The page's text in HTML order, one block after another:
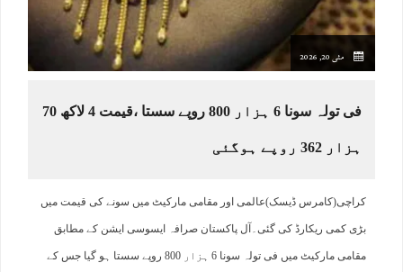
مئی 20, 2026
فی تولہ سونا 6 ہزار 800 روپے سستا ،قیمت 4 لاکھ 70
ہزار 362 روپے ہوگئی
کراچی(کامرس ڈیسک)عالمی اور مقامی مارکیٹ میں سونے کی قیمت میں
بڑی کمی ریکارڈ کی گئی۔آل پاکستان صرافہ ایسوسی ایشن کے مطابق
مقامی مارکیٹ میں فی تولہ سونا 6 ہزار 800 روپے سستا ہو گیا جس کے